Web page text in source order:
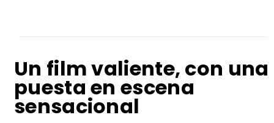
Un film valiente, con una
puesta en escena
sensacional